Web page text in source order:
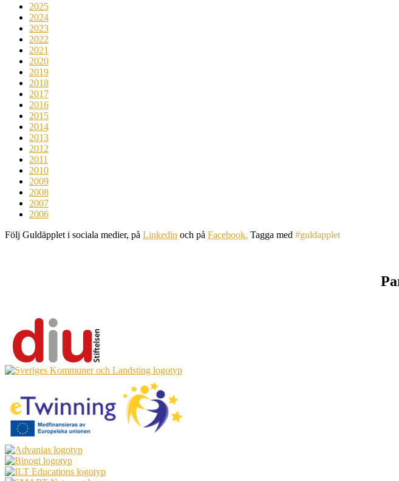
2025
2024
2023
2022
2021
2020
2019
2018
2017
2016
2015
2014
2013
2012
2011
2010
2009
2008
2007
2006
Följ Guldäpplet i sociala medier, på Linkedin och på Facebook. Tagga med #guldapplet